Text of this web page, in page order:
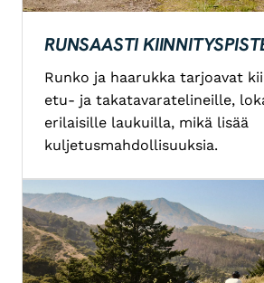
RUNSAASTI
Runko ja haarukka tarjoavat
etu- ja takatavaratelineille,
erilaisille laukuilla, mikä lisää
kuljetusmahdollisuuksia.